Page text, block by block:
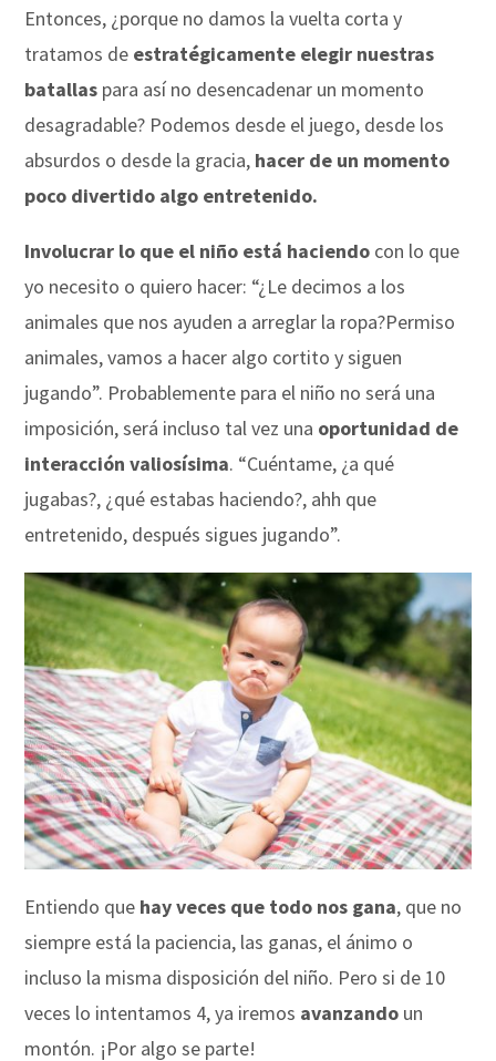
Entonces, ¿porque no damos la vuelta corta y
tratamos de estratégicamente elegir nuestras
batallas para así no desencadenar un momento
desagradable? Podemos desde el juego, desde los
absurdos o desde la gracia, hacer de un momento
poco divertido algo entretenido.
Involucrar lo que el niño está haciendo con lo que
yo necesito o quiero hacer: “¿Le decimos a los
animales que nos ayuden a arreglar la ropa?Permiso
animales, vamos a hacer algo cortito y siguen
jugando”. Probablemente para el niño no será una
imposición, será incluso tal vez una oportunidad de
interacción valiosísima. “Cuéntame, ¿a qué
jugabas?, ¿qué estabas haciendo?, ahh que
entretenido, después sigues jugando”.
Entiendo que hay veces que todo nos gana, que no
siempre está la paciencia, las ganas, el ánimo o
incluso la misma disposición del niño. Pero si de 10
veces lo intentamos 4, ya iremos avanzando un
montón. ¡Por algo se parte!